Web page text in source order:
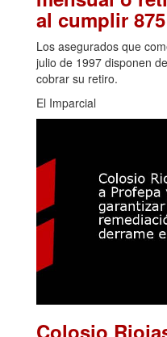
al cumplir
Los asegurados que
julio de 1997 disponen
cobrar su retiro.
El Imparcial
Colosio